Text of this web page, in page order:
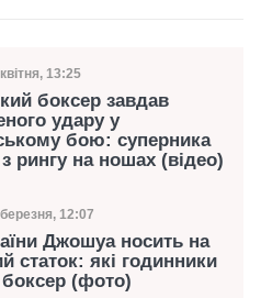
публікації
13:25
боксер завдав
удару у
бою: суперника
рингу на ношах (відео)
публікації
12:07
Джошуа носить на
статок: які годинники
(фото)